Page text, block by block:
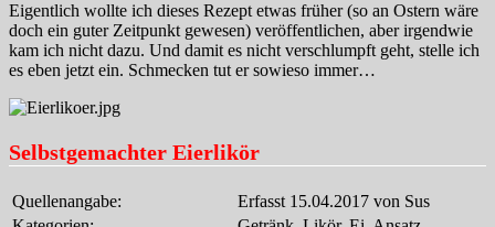
Eigentlich wollte ich dieses Rezept etwas früher (so an Ostern wäre
doch ein guter Zeitpunkt gewesen) veröffentlichen, aber irgendwie
kam ich nicht dazu. Und damit es nicht verschlumpft geht, stelle ich
es eben jetzt ein. Schmecken tut er sowieso immer…
Selbstgemachter Eierlikör
Quellenangabe:
Erfasst 15.04.2017 von Sus